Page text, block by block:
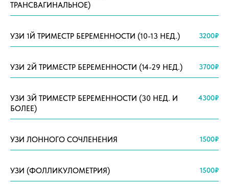
ТРАНСВАГИНАЛЬНОЕ)
УЗИ 1Й ТРИМЕСТР БЕРЕМЕННОСТИ (10-13 НЕД.) 3200₽
УЗИ 2Й ТРИМЕСТР БЕРЕМЕННОСТИ (14-29 НЕД.) 3700₽
УЗИ 3Й ТРИМЕСТР БЕРЕМЕННОСТИ (30 НЕД. И
БОЛЕЕ)
4300₽
УЗИ ЛОННОГО СОЧЛЕНЕНИЯ 1500₽
УЗИ (ФОЛЛИКУЛОМЕТРИЯ) 1500₽